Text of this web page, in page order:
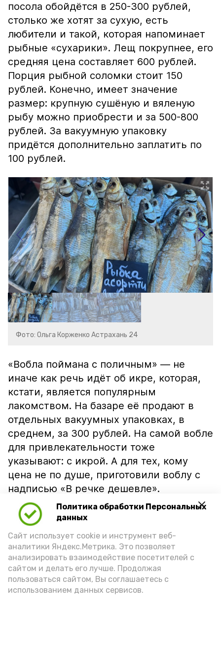
Политика обработки Персональных
данных
Сайт использует cookie и инструмент веб-
аналитики Яндекс.Метрика. Это позволяет
анализировать взаимодействие посетителей с
сайтом и делать его лучше. Продолжая
пользоваться сайтом, Вы соглашаетесь с
использованием данных сервисов.
посола обойдётся в 250-300 рублей,
столько же хотят за сухую, есть
любители и такой, которая напоминает
рыбные «сухарики». Лещ покрупнее, его
средняя цена составляет 600 рублей.
Порция рыбной соломки стоит 150
рублей. Конечно, имеет значение
размер: крупную сушёную и вяленую
рыбу можно приобрести и за 500-800
рублей. За вакуумную упаковку
придётся дополнительно заплатить по
100 рублей.
Фото: Ольга Корженко Астрахань 24
«Вобла поймана с поличным» — не
иначе как речь идёт об икре, которая,
кстати, является популярным
лакомством. На базаре её продают в
отдельных вакуумных упаковках, в
среднем, за 300 рублей. На самой вобле
для привлекательности тоже
указывают: с икрой. А для тех, кому
цена не по душе, приготовили воблу с
надписью «В речке дешевле».